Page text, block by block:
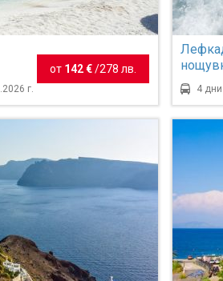
г.
от 142 € /278 лв.
4